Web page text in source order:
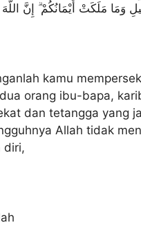
وَمَا مَلَكَتْ أَيْمَانُكُمْ ۗ إِنَّ
kamu
orang ibu-bapa,
dan tetangga yang
Allah tidak
diri,